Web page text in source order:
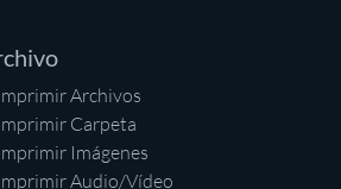
Archivos
Carpeta
Imágenes
Audio/Vídeo